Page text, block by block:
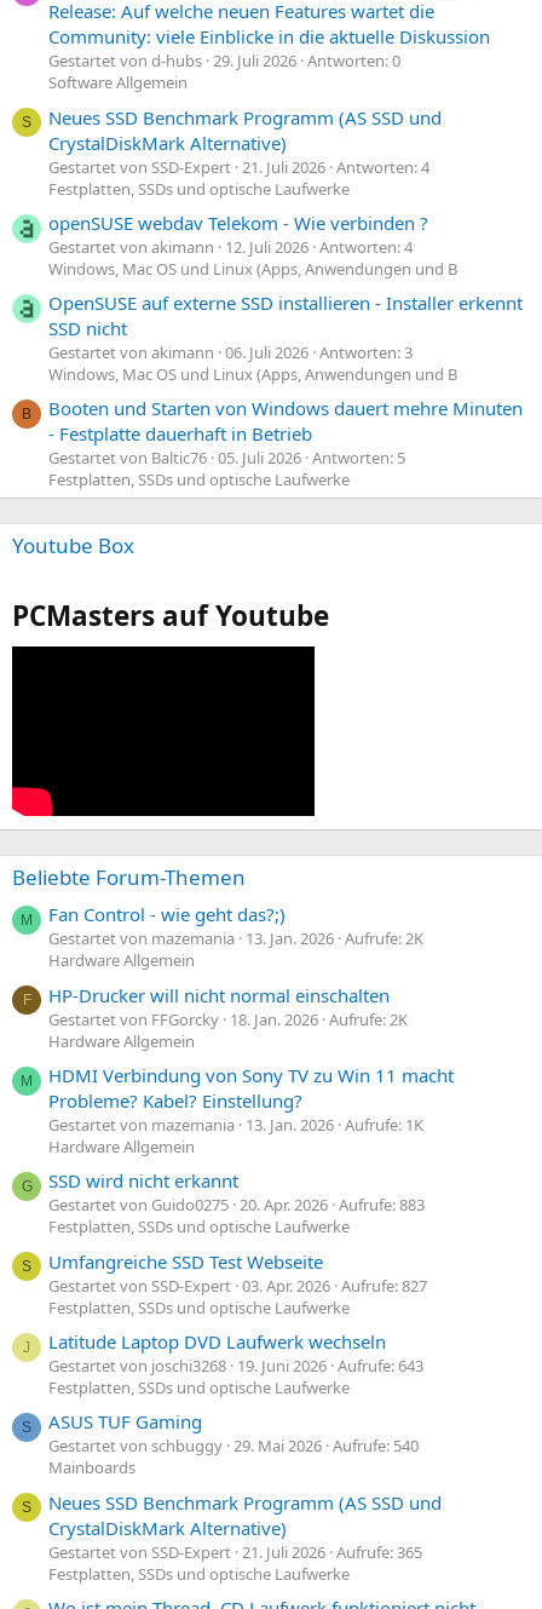
Release: Auf welche neuen Features wartet die
Community: viele Einblicke in die aktuelle Diskussion
Gestartet von d-hubs 29. Juli 2026 Antworten: 0
Software Allgemein
S
Neues SSD Benchmark Programm (AS SSD und
CrystalDiskMark Alternative)
Gestartet von SSD-Expert 21. Juli 2026 Antworten: 4
Festplatten, SSDs und optische Laufwerke
openSUSE webdav Telekom - Wie verbinden ?
Gestartet von akimann 12. Juli 2026 Antworten: 4
Windows, Mac OS und Linux (Apps, Anwendungen und B
OpenSUSE auf externe SSD installieren - Installer erkennt
SSD nicht
Gestartet von akimann 06. Juli 2026 Antworten: 3
Windows, Mac OS und Linux (Apps, Anwendungen und B
B
Booten und Starten von Windows dauert mehre Minuten
- Festplatte dauerhaft in Betrieb
Gestartet von Baltic76 05. Juli 2026 Antworten: 5
Festplatten, SSDs und optische Laufwerke
Youtube Box
PCMasters auf Youtube
Beliebte Forum-Themen
M Fan Control - wie geht das?;)
Gestartet von mazemania 13. Jan. 2026 Aufrufe: 2K
Hardware Allgemein
F HP-Drucker will nicht normal einschalten
Gestartet von FFGorcky 18. Jan. 2026 Aufrufe: 2K
Hardware Allgemein
M
HDMI Verbindung von Sony TV zu Win 11 macht
Probleme? Kabel? Einstellung?
Gestartet von mazemania 13. Jan. 2026 Aufrufe: 1K
Hardware Allgemein
G SSD wird nicht erkannt
Gestartet von Guido0275 20. Apr. 2026 Aufrufe: 883
Festplatten, SSDs und optische Laufwerke
S Umfangreiche SSD Test Webseite
Gestartet von SSD-Expert 03. Apr. 2026 Aufrufe: 827
Festplatten, SSDs und optische Laufwerke
J Latitude Laptop DVD Laufwerk wechseln
Gestartet von joschi3268 19. Juni 2026 Aufrufe: 643
Festplatten, SSDs und optische Laufwerke
S ASUS TUF Gaming
Gestartet von schbuggy 29. Mai 2026 Aufrufe: 540
Mainboards
S
Neues SSD Benchmark Programm (AS SSD und
CrystalDiskMark Alternative)
Gestartet von SSD-Expert 21. Juli 2026 Aufrufe: 365
Festplatten, SSDs und optische Laufwerke